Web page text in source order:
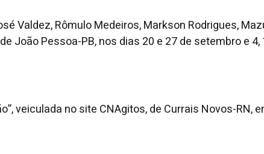
Valdez, Rômulo Medeiros, Markson Rodrigues,
João Pessoa-PB, nos dias 20 e 27 de setembro e 4,
veiculada no site CNAgitos, de Currais Novos-RN,